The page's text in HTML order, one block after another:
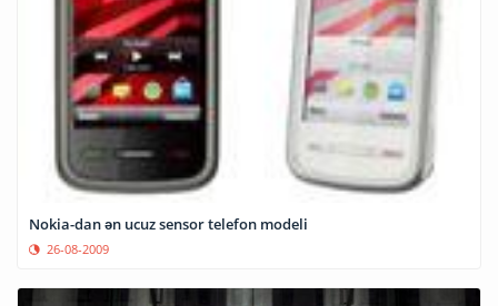
Nokia-dan ən ucuz sensor telefon modeli
26-08-2009